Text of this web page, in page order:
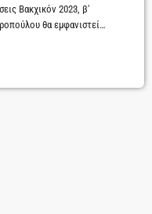
Βακχικόν 2023, β'
θα εμφανιστεί
των δύο πρώτων
2018). Το Σάββατο